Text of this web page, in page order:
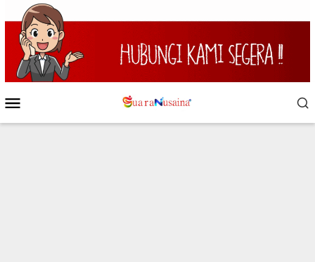
Loncat
ke
konten
Mobile